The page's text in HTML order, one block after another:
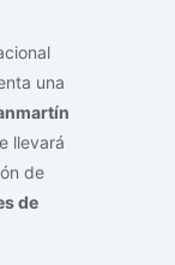
una
llevará
de
de